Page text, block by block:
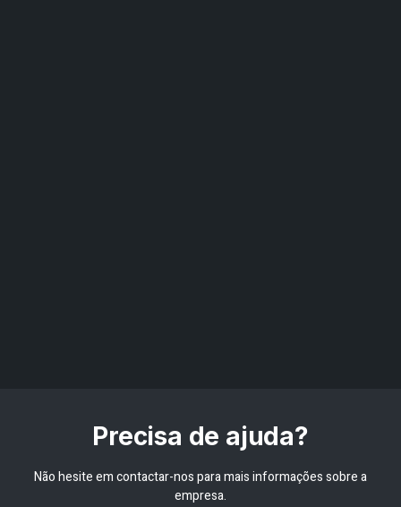
Precisa de ajuda?
Não hesite em contactar-nos para mais informações sobre a
empresa.